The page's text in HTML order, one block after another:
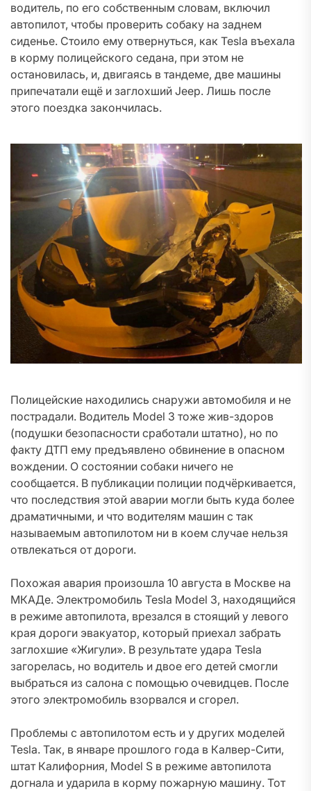
водитель, по его собственным словам, включил
автопилот, чтобы проверить собаку на заднем
сиденье. Стоило ему отвернуться, как Tesla въехала
в корму полицейского седана, при этом не
остановилась, и, двигаясь в тандеме, две машины
припечатали ещё и заглохший Jeep. Лишь после
этого поездка закончилась.
Полицейские находились снаружи автомобиля и не
пострадали. Водитель Model 3 тоже жив-здоров
(подушки безопасности сработали штатно), но по
факту ДТП ему предъявлено обвинение в опасном
вождении. О состоянии собаки ничего не
сообщается. В публикации полиции подчёркивается,
что последствия этой аварии могли быть куда более
драматичными, и что водителям машин с так
называемым автопилотом ни в коем случае нельзя
отвлекаться от дороги.
Похожая авария произошла 10 августа в Москве на
МКАДе. Электромобиль Tesla Model 3, находящийся
в режиме автопилота, врезался в стоящий у левого
края дороги эвакуатор, который приехал забрать
заглохшие «Жигули». В результате удара Tesla
загорелась, но водитель и двое его детей смогли
выбраться из салона с помощью очевидцев. После
этого электромобиль взорвался и сгорел.
Проблемы с автопилотом есть и у других моделей
Tesla. Так, в январе прошлого года в Калвер-Сити,
штат Калифорния, Model S в режиме автопилота
догнала и ударила в корму пожарную машину. Тот